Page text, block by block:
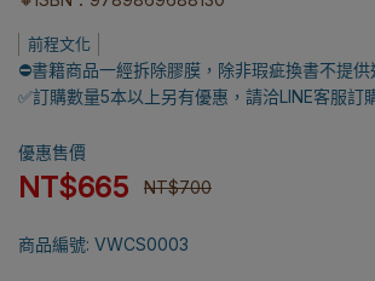
前程文化
⛔書籍商品一經拆除膠膜，除非瑕疵換書不提
✅訂購數量5本以上另有優惠，請洽LINE客服訂
優惠售價
NT$665 NT$700
商品編號: VWCS0003